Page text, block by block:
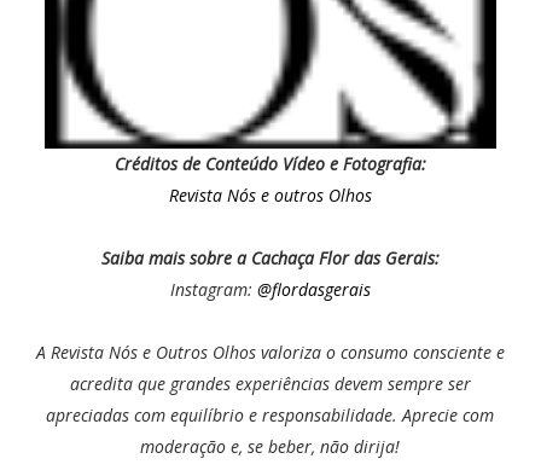
Créditos de Conteúdo Vídeo e Fotografia:
Revista Nós e outros Olhos
Saiba mais sobre a Cachaça Flor das Gerais:
Instagram: @flordasgerais
A Revista Nós e Outros Olhos valoriza o consumo consciente e
acredita que grandes experiências devem sempre ser
apreciadas com equilíbrio e responsabilidade. Aprecie com
moderação e, se beber, não dirija!